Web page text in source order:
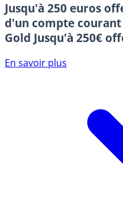
Jusqu'à 250 euros
d'un compte
Gold Jusqu'à 250€
En savoir plus